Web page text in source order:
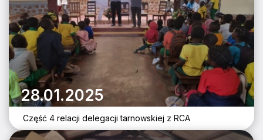
28.01.2025
Część 4 relacji delegacji tarnowskiej z RCA